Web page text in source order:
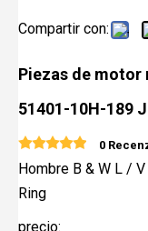
Compartir con:
Piezas de motor
51401-10H-189
0
Hombre B & W L /
Ring
precio: